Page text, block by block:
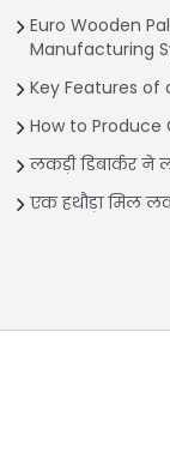
Euro Wooden
Manufacturing
Key Features
How to Produce
लकड़ी डिबार्कर ने
एक हथौड़ा मिल